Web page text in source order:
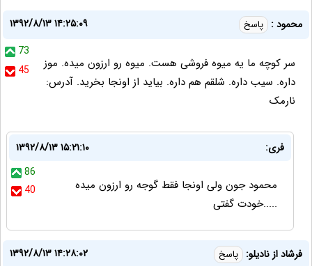
محمود : پاسخ
۱۳۹۲/۸/۱۳ ۱۴:۲۵:۰۹
73
45
سر کوچه ما یه میوه فروشی هست. میوه رو ارزون میده. موز
داره. سیب داره. شلقم هم داره. بیاید از اونجا بخرید. آدرس:
نارمک
فری:
۱۳۹۲/۸/۱۳ ۱۵:۲۱:۱۰
86
40
محمود جون ولی اونجا فقط گوجه رو ارزون میده
.....خودت گفتی
فرشاد از نادیلو: پاسخ
۱۳۹۲/۸/۱۳ ۱۴:۲۸:۰۲